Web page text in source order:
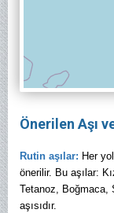
Önerilen Aşı
Rutin aşılar: Her
önerilir. Bu aşılar:
Tetanoz, Boğmaca,
aşısıdır.